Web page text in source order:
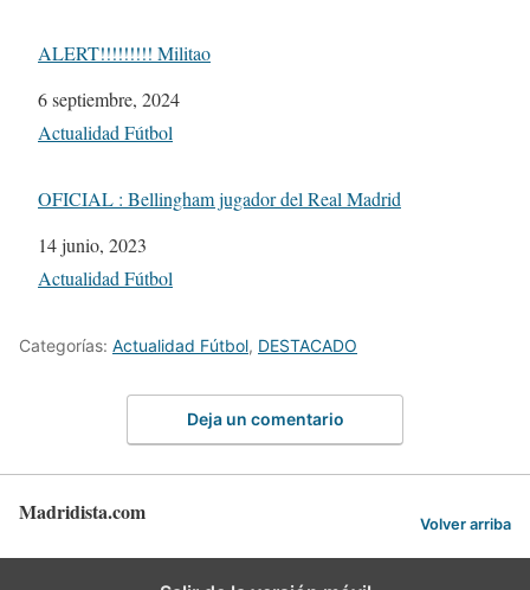
ALERT!!!!!!!!! Militao
Fecha
6 septiembre, 2024
Respecto a
Actualidad Fútbol
OFICIAL : Bellingham jugador del Real Madrid
Fecha
14 junio, 2023
Respecto a
Actualidad Fútbol
Categorías: Actualidad Fútbol, DESTACADO
Deja un comentario
Madridista.com Volver arriba